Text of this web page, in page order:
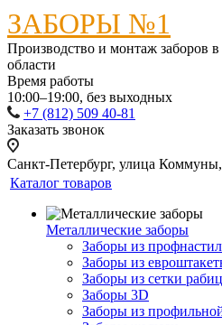
ЗАБОРЫ №1
Производство и монтаж заборов
области
Время работы
10:00–19:00, без выходных
+7 (812) 509 40-81
Заказать звонок
Санкт-Петербург, улица
Каталог товаров
Металлические заборы
Заборы из
Заборы из
Заборы из сетки
Заборы 3D
Заборы из